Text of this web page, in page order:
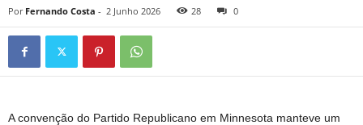
Por Fernando Costa - 2 Junho 2026 28 0
A convenção do Partido Republicano em Minnesota manteve um